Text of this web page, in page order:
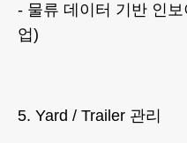
- 물류 데이터 기반 인
업)
5. Yard / Trailer 관리